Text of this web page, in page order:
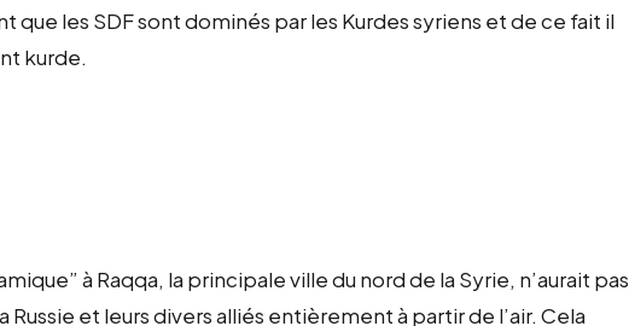
que les SDF sont dominés par les Kurdes syriens et de ce fait il
kurde.
à Raqqa, la principale ville du nord de la Syrie, n’aurait pas
Russie et leurs divers alliés entièrement à partir de l’air. Cela